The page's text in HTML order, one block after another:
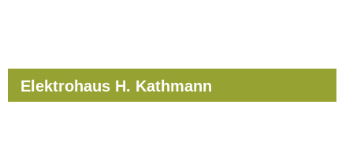
Elektrohaus H. Kathmann